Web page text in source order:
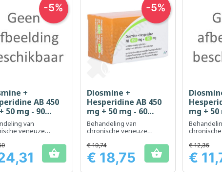
Snel bekijken
+
AB 450
50 mg - 90
van
veneuze
en acute aambeien

-5%
Snel bekijken
Diosmine +
Hesperidine AB 450
mg + 50 mg - 60
tabletten
Behandeling van
chronische veneuze
benen en acute aambeien
Prijs
€ 19,74
€ 18,75 
-5%

mg + 50
benen en
Prijs
€ 12,35
€